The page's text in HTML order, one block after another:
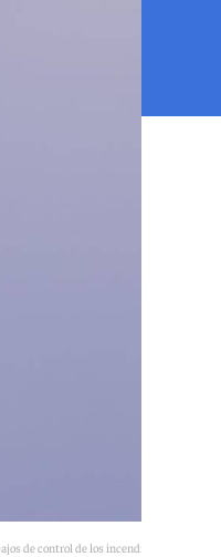
de control de los incendios en Almería